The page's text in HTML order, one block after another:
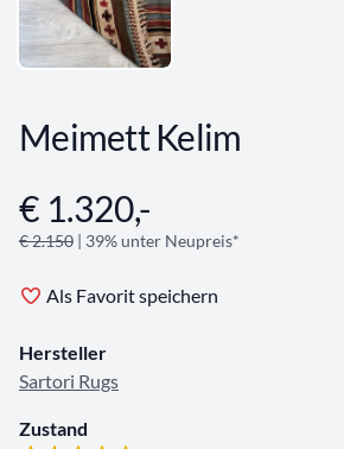
Meimett Kelim
Angebotsinformationen
€ 1.320,-
€ 2.150 | 39% unter Neupreis*
Als Favorit speichern
Hersteller
Sartori Rugs
Zustand